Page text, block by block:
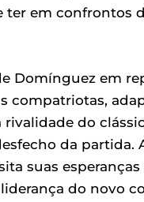
ter em confrontos
Domínguez em
compatriotas,
do
da partida.
suas esperanças
do novo